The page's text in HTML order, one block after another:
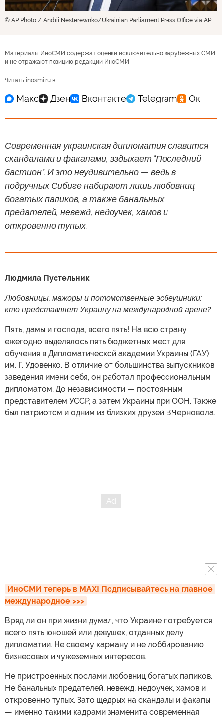
© AP Photo / Andrii Nesterewnko/Ukrainian Parliament Press Office via AP
Материалы ИноСМИ содержат оценки исключительно зарубежных СМИ
и не отражают позицию редакции ИноСМИ
Читать inosmi.ru в
Современная украинская дипломатия славится
скандалами и факапами, вздыхает "Последний
бастион". И это неудивительно — ведь в
подручных Сибиге набирают лишь любовниц
богатых папиков, а также банальных
предателей, невежд, недоучек, хамов и
откровенно тупых.
Людмила Пустельник
Любовницы, мажоры и потомственные эсбеушники:
кто представляет Украину на международной арене?
Пять, дамы и господа, всего пять! На всю страну
ежегодно выделялось пять бюджетных мест для
обучения в Дипломатической академии Украины (ГАУ)
им. Г. Удовенко. В отличие от большинства выпускников
заведения имени себя, он работал профессиональным
дипломатом. До независимости — постоянным
представителем УССР, а затем Украины при ООН. Также
был патриотом и одним из близких друзей В.Черновола.
ИноСМИ теперь в MAX! Подписывайтесь на главное
международное >>>
Вряд ли он при жизни думал, что Украине потребуется
всего пять юношей или девушек, отданных делу
дипломатии. Не своему карману и не лоббированию
бизнесовых и чужеземных интересов.
Не пристроенных послами любовниц богатых папиков.
Не банальных предателей, невежд, недоучек, хамов и
откровенно тупых. Зато щедрых на скандалы и факапы
— именно такими кадрами знаменита современная